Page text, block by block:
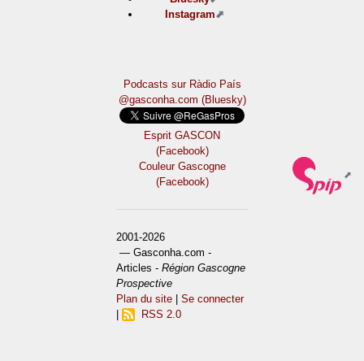
Instagram
Podcasts sur Ràdio País
@gasconha.com (Bluesky)
Esprit GASCON
(Facebook)
Couleur Gascogne
(Facebook)
2001-2026
— Gasconha.com -
Articles -Région Gascogne
Prospective
Plan du site |Se connecter
RSS 2.0